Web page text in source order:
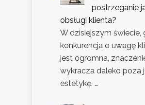
postrzeganie
obsługi klienta?
W dzisiejszym świecie,
konkurencja o uwagę
jest ogromna,
wykracza daleko poza
estetykę. …